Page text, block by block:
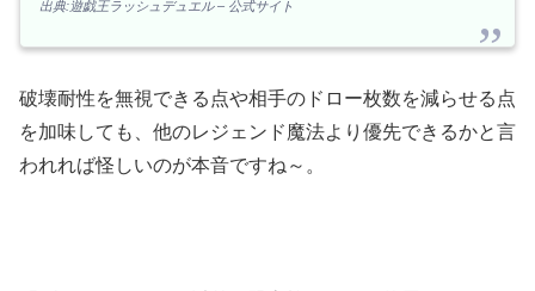
出典:遊戯王ラッシュデュエル – 公式サイト
破壊耐性を無視できる点や相手のドロー枚数を減らせる点
を加味しても、他のレジェンド魔法より優先できるかと言
われれば怪しいのが本音ですね～。